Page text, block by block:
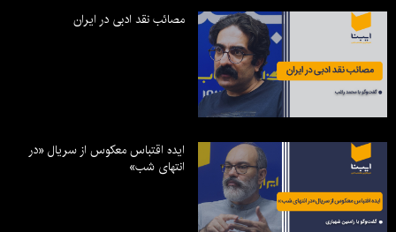
مصائب نقد ادبی در ایران
ایده اقتباس معکوس از سریال «در
انتهای شب»